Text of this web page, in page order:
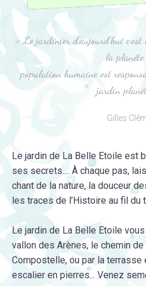
« Le jardinier d’aujourd’hui
la
population humaine est
jardin
Gilles
Le jardin de La Belle Etoile est
ses secrets.... À chaque pas,
chant de la nature, la douceur
les traces de l’Histoire au fil du
Le jardin de La Belle Etoile
vallon des Arènes, le chemin
Compostelle, ou par la terrasse
escalier en pierres... Venez